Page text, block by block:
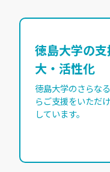
徳島大学の
大・活性化
徳島大学のさらな
らご支援をいただ
しています。